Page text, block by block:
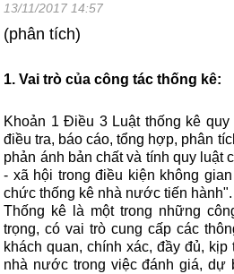
13/11/2017 14:57
(phân tích)
1. Vai trò của công tác thống kê:
Khoản 1 Điều 3 Luật thống kê quy
điều tra, báo cáo, tổng hợp, phân
phản ánh bản chất và tính quy luật
- xã hội trong điều kiện không
chức thống kê nhà nước tiến hành".
Thống kê là một trong những
trọng, có vai trò cung cấp các
khách quan, chính xác, đầy đủ,
nhà nước trong việc đánh giá, dự